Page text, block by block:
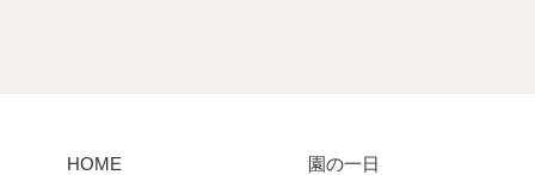
HOME
園の一日